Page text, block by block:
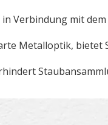
Verbindung mit
Metalloptik, bietet